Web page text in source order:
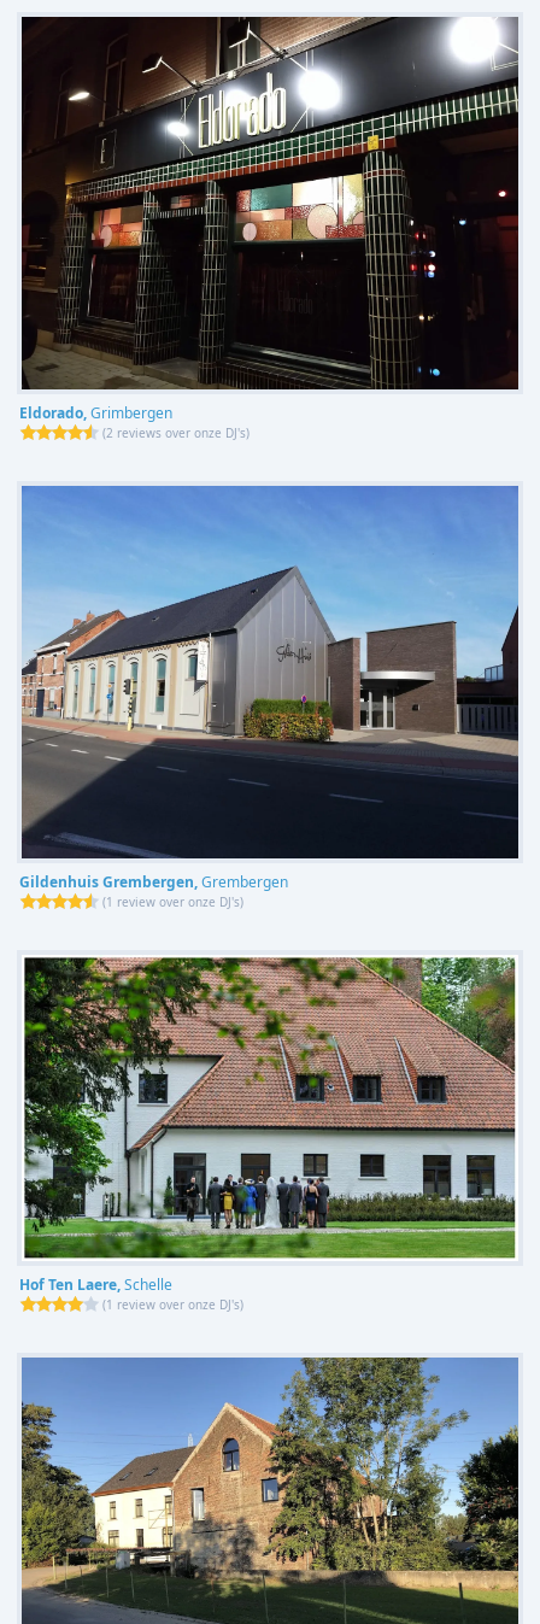
Eldorado,Grimbergen
(2 reviews over onze DJ's)
Gildenhuis Grembergen,Grembergen
(1 review over onze DJ's)
Hof Ten Laere,Schelle
(1 review over onze DJ's)